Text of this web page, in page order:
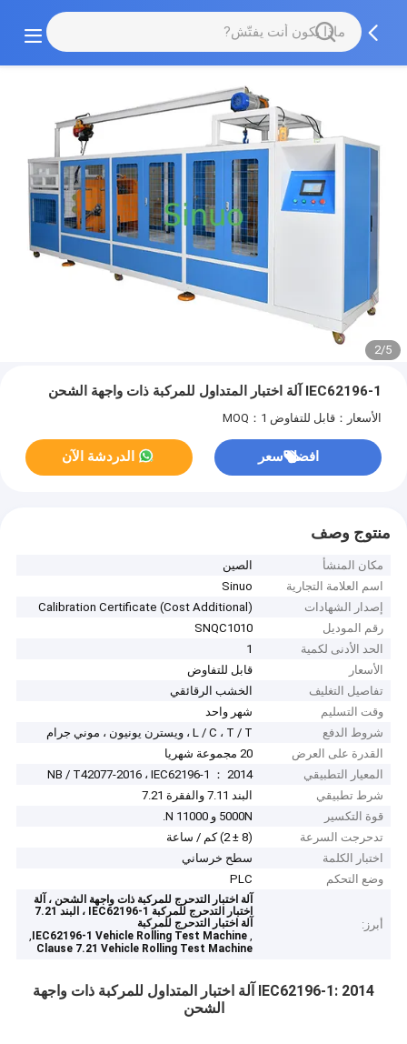
2/5
IEC62196-1 آلة اختبار المتداول للمركبة ذات واجهة الشحن
الأسعار：قابل للتفاوض MOQ：1
افضل سعر الدردشة الآن
منتوج وصف
مكان المنشأ
الصين
اسم العلامة التجارية
Sinuo
إصدار الشهادات
Calibration Certificate (Cost Additional)
رقم الموديل
SNQC1010
الحد الأدنى لكمية
1
الأسعار
قابل للتفاوض
تفاصيل التغليف
الخشب الرقائقي
وقت التسليم
شهر واحد
شروط الدفع
L / C ، T / T ، ويسترن يونيون ، موني جرام
القدرة على العرض
20 مجموعة شهريا
المعيار التطبيقي
NB / T42077-2016 ، IEC62196-1 ： 2014
شرط تطبيقي
البند 7.11 والفقرة 7.21
قوة التكسير
5000N و 11000 N.
تدحرجت السرعة
(8 ± 2) كم / ساعة
اختبار الكلمة
سطح خرساني
وضع التحكم
PLC
أبرز:
آلة اختبار التدحرج للمركبة ذات واجهة الشحن ، آلة
اختبار التدحرج للمركبة IEC62196-1 ، البند 7.21
آلة اختبار التدحرج للمركبة
,
IEC62196-1 Vehicle Rolling Test Machine
,
Clause 7.21 Vehicle Rolling Test Machine
IEC62196-1: 2014 آلة اختبار المتداول للمركبة ذات واجهة
الشحن